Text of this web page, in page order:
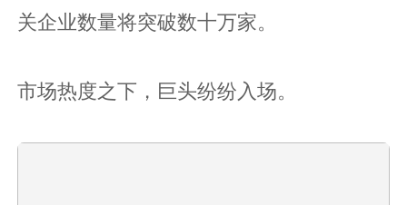
关企业数量将突破数十万家。
市场热度之下，巨头纷纷入场。